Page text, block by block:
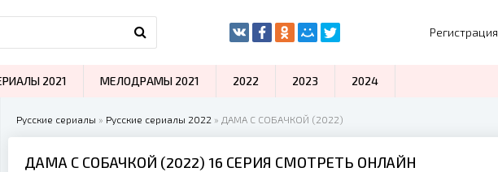
Русские сериалы » Русские сериалы 2022 » ДАМА С СОБАЧКОЙ (2022)
ДАМА С СОБАЧКОЙ (2022) 16 СЕРИЯ СМОТРЕТЬ ОНЛАЙН
Регистрация
2021 МЕЛОДРАМЫ 2021 2022 2023 2024